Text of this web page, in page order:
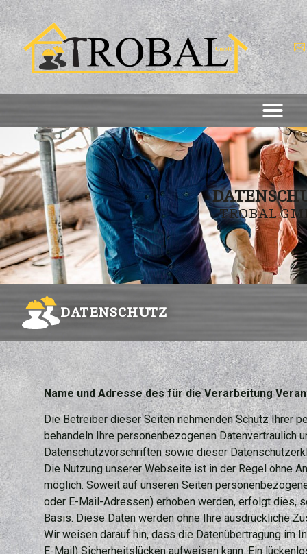
TROBAL
DATENSCHUTZ
Name und Adresse des für die Verarbeitung
Die Betreiber dieser Seiten nehmenden Schutz Ihrer
behandeln Ihre personenbezogenen Datenvertraulich
Datenschutzvorschriften sowie dieser
Die Nutzung unserer Webseite ist in der Regel ohne
möglich. Soweit auf unseren Seiten
oder E-Mail-Adressen) erhoben werden, erfolgt dies,
Basis. Diese Daten werden ohne Ihre ausdrückliche
Wir weisen darauf hin, dass die Datenübertragung im
E-Mail) Sicherheitslücken aufweisen kann. Ein